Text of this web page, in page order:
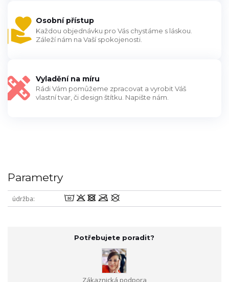
Osobní přístup
Každou objednávku pro Vás chystáme s láskou.
Záleží nám na Vaší spokojenosti.
Vyladění na míru
Rádi Vám pomůžeme zpracovat a vyrobit Váš
vlastní tvar, či design štítku. Napište nám.
Parametry
údržba wodmU
Potřebujete poradit?
Zákaznická podpora